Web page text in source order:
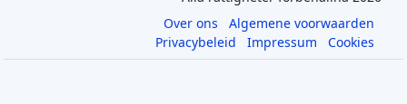
Over ons
Algemene voorwaarden
Privacybeleid
Impressum Cookies